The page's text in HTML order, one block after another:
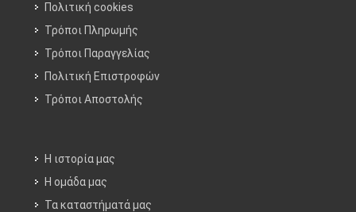
Πολιτική cookies
Τρόποι Πληρωμής
Τρόποι Παραγγελίας
Πολιτική Επιστροφών
Τρόποι Aποστολής
Η ιστορία μας
Η ομάδα μας
Τα καταστήματά μας